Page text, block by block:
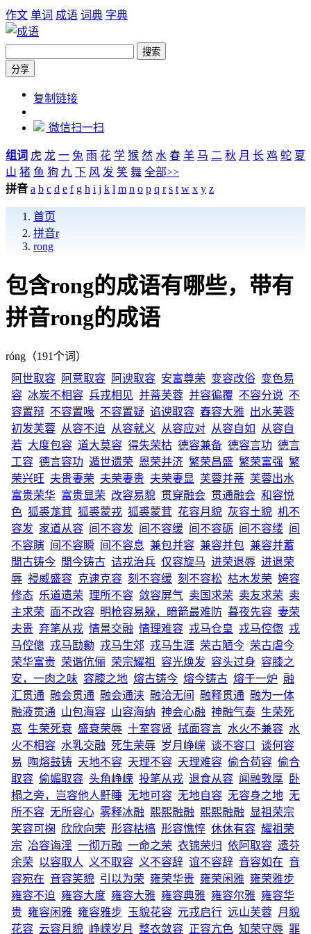
作文 单词 成语 词典 字典
搜索
分享
https://chengyu.zw6.cn/pinyin/rong
复制链接
微信扫一扫
组词 虎 龙 一 兔 雨 花 学 猴 然 水 春 羊 马 二 秋 月 长 鸡 蛇 夏
山 猪 鱼 狗 九 下 风 发 笑 舞 全部>>
拼音 a b c d e f g h i j k l m n o p q r s t w x y z
首页
拼音r
rong
包含rong的成语有哪些，带有
拼音rong的成语
róng（191个词）
阿世取容
阿意取容 阿谀取容 安富尊荣 变容改俗 变色易
容 冰炭不相容 兵戎相见 并蒂芙蓉 并容徧覆 不容分说 不
容置辩 不容置喙 不容置疑 谄谀取容 舂容大雅 出水芙蓉
初发芙蓉 从容不迫 从容就义 从容应对 从容自如
从容自
若 大度包容 道大莫容 得失荣枯 德容兼备 德容言功 德言
工容 德言容功 遁世遗荣 恩荣并济 繁荣昌盛 繁荣富强 繁
荣兴旺 夫贵妻荣 夫荣妻贵 夫荣妻显 芙蓉并蒂 芙蓉出水
富贵荣华 富贵显荣 改容易貌 贯穿融会 贯通融会 和容悦
色 狐裘尨茸 狐裘蒙戎 狐裘蒙茸 花容月貌 灰容土貌 机不
容发 家道从容 间不容发 间不容缓 间不容砺 间不容缕 间
不容瞚 间不容瞬 间不容息 兼包并容 兼容并包 兼容并蓄
閒古铸今 閒今铸古 诘戎治兵 仅容旋马 进荣退辱 进退荣
辱 祲威盛容 克逮克容 刻不容缓 刻不容松 枯木发荣 姱容
修态 乐道遗荣 理所不容 敛容屏气 卖国求荣 卖友求荣 卖
主求荣 面不改容 明枪容易躲，暗箭最难防 暮夜先容 妻荣
夫贵 弃笔从戎 情景交融 情理难容 戎马仓皇 戎马倥偬 戎
马倥傯 戎马劻勷 戎马生郊 戎马生涯 荣古陋今 荣古虐今
荣华富贵 荣谐伉俪 荣宗耀祖 容光焕发 容头过身 容膝之
安，一肉之味 容膝之地 熔古铸今 熔今铸古 熔于一炉 融
汇贯通 融会贯通 融会通浃 融洽无间 融释贯通 融为一体
融液贯通 山包海容 山容海纳 神会心融 神融气泰 生荣死
哀 生荣死衰 盛衰荣辱 十室容贤 拭面容言 水火不兼容 水
火不相容 水乳交融 死生荣辱 岁月峥嵘 谈不容口
谈何容
易
陶熔鼓铸 天地不容 天理不容 天理难容 偷合苟容 偷合
取容 偷媚取容 头角峥嵘 投笔从戎 退食从容 闻融敦厚 卧
榻之旁，岂容他人鼾睡 无地可容 无地自容 无容身之地 无
所不容 无所容心 雾释冰融 熙熙融融 熙熙融融
显祖荣宗
笑容可掬 欣欣向荣 形容枯槁 形容憔悴 休休有容 耀祖荣
宗 冶容诲淫 一彻万融 一命之荣 衣锦荣归 依阿取容 遗芬
余荣 以容取人 义不取容 义不容辞 谊不容辞 音容如在 音
容宛在 音容笑貌 引以为荣 雍荣华贵 雍荣闲雅 雍荣雅步
雍容不迫 雍容大度 雍容大雅 雍容典雅 雍容尔雅 雍容华
贵 雍容闲雅 雍容雅步 玉貌花容 元戎启行 远山芙蓉 月貌
花容 云容月貌 峥嵘岁月 整衣敛容 正容亢色 知荣守辱 罪